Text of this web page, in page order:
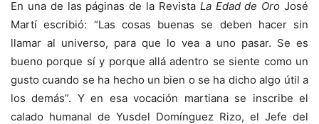
En una de las páginas de la Revista La Edad de OroJosé
Martí escribió: “Las cosas buenas se deben hacer sin
llamar al universo, para que lo vea a uno pasar. Se es
bueno porque sí y porque allá adentro se siente como un
gusto cuando se ha hecho un bien o se ha dicho algo útil a
los demás”. Y en esa vocación martiana se inscribe el
calado humanal de Yusdel Domínguez Rizo, el Jefe del